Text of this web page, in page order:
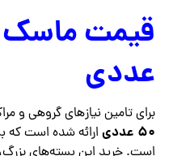
عددی
برای تامین نیازهای گروهی و
50 عددی
ارائه شده است که